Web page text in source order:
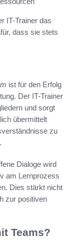
IT-Trainer das
dass sie stets
ist für den Erfolg
Der IT-Trainer
und sorgt
übermittelt
zu
Dialoge wird
am Lernprozess
Dies stärkt nicht
zur positiven
Teams?